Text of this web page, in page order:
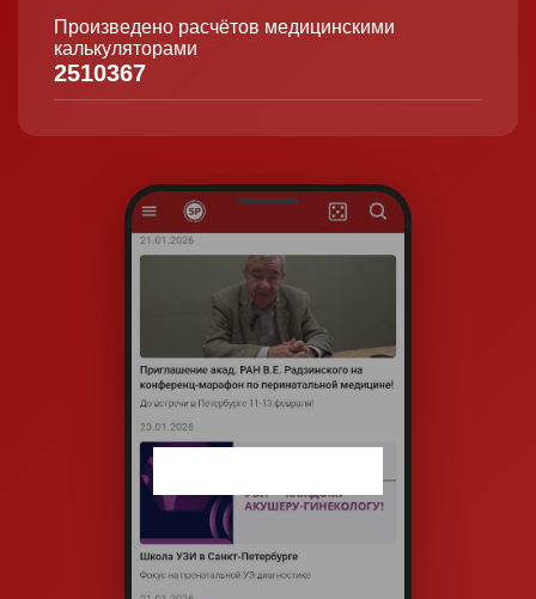
Произведено расчётов медицинскими
калькуляторами
2510367